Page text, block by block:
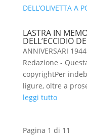
LASTRA IN
DELL’ECCIDIO
ANNIVERSARI
Redazione -
copyrightPer
ligure, oltre a
leggi tutto
Pagina 1 di 1 1